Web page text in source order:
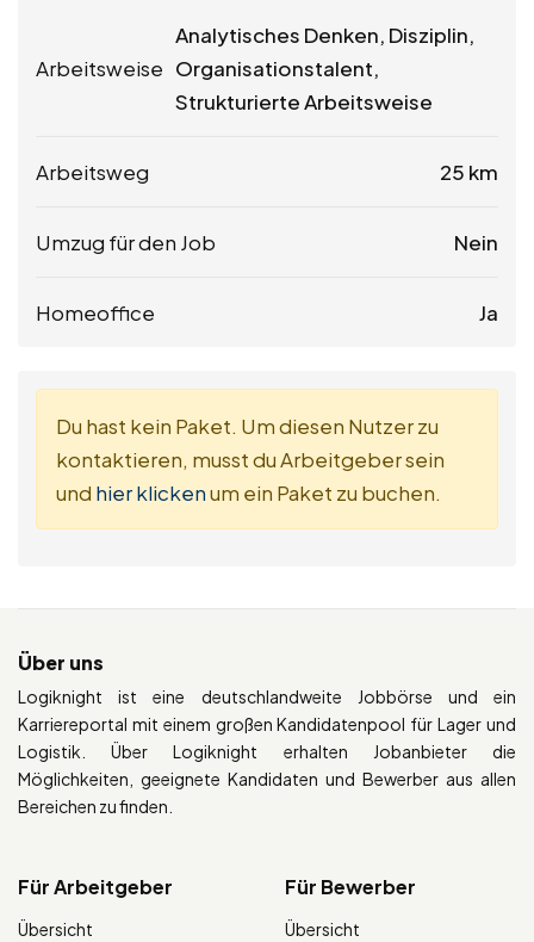
Arbeitsweise
Analytisches Denken, Disziplin,
Organisationstalent,
Strukturierte Arbeitsweise
Arbeitsweg 25 km
Umzug für den Job Nein
Homeoffice Ja
Du hast kein Paket. Um diesen Nutzer zu
kontaktieren, musst du Arbeitgeber sein
und hier klickenum ein Paket zu buchen.
Über uns
Logiknight ist eine deutschlandweite Jobbörse und ein
Karriereportal mit einem großen Kandidatenpool für Lager und
Logistik. Über Logiknight erhalten Jobanbieter die
Möglichkeiten, geeignete Kandidaten und Bewerber aus allen
Bereichen zu finden.
Für Arbeitgeber
Übersicht
Für Bewerber
Übersicht